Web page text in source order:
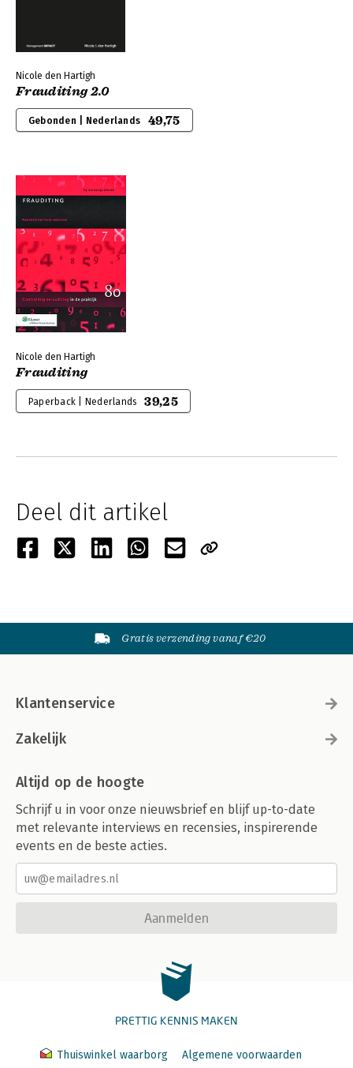
Nicole den Hartigh
Frauditing 2.0
Gebonden | Nederlands 49,75
Nicole den Hartigh
Frauditing
Paperback | Nederlands 39,25
Deel dit artikel
Gratis verzending vanaf €20
Klantenservice
Zakelijk
Altijd op de hoogte
Schrijf u in voor onze nieuwsbrief en blijf up-to-date
met relevante interviews en recensies, inspirerende
events en de beste acties.
Aanmelden
PRETTIG KENNIS MAKEN
Thuiswinkel waarborg Algemene voorwaarden